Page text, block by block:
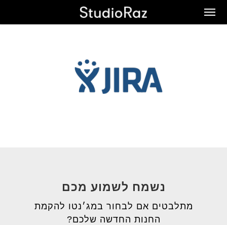
Skip
נשמח לשמוע מכם
מתלבטים אם לבחור במג׳נטו להקמת
החנות החדשה שלכם?